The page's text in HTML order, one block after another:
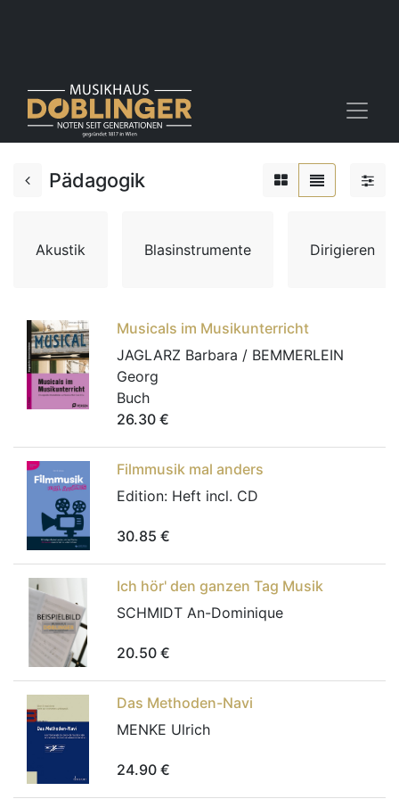
Pädagogik
Akustik Blasinstrumente Dirigieren
Musicals im Musikunterricht
JAGLARZ Barbara / BEMMERLEIN
Georg
Buch
26.30 €
Filmmusik mal anders
Edition: Heft incl. CD
30.85 €
Ich hör' den ganzen Tag Musik
SCHMIDT An-Dominique
20.50 €
Das Methoden-Navi
MENKE Ulrich
24.90 €